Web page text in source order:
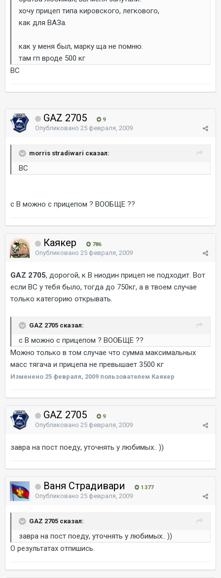
хочу прицеп типа кировского, легкового,
как для ВАЗа.
как у меня был, марку ща не помню.
там гп вроде 500 кг
ВС
GAZ 2705 9
Опубликовано 25 февраля, 2009
morris stradiwari сказал:
ВС
с В можно с прицепом ? ВООБЩЕ ??
Каякер 786
Опубликовано 25 февраля, 2009
GAZ 2705, дорогой, к В ниодин прицеп не подходит. Вот
если ВС у тебя было, тогда до 750кг, а в твоем случае
только категорию открывать.
GAZ 2705 сказал:
с В можно с прицепом ? ВООБЩЕ ??
Можно только в том случае что сумма максимальных
масс тягача и прицепа не превышает 3500 кг
Изменено 25 февраля, 2009 пользователем Каякер
GAZ 2705 9
Опубликовано 25 февраля, 2009
завра на пост поеду, уточнять у любимых.. ))
Ваня Страдивари 1 377
Опубликовано 25 февраля, 2009
GAZ 2705 сказал:
завра на пост поеду, уточнять у любимых.. ))
О результатах отпишись.